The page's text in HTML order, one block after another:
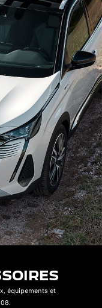
équipements et